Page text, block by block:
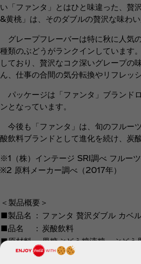
い「ファンタ」とはひと味違った、贅
&黄桃」は、そのダブルの贅沢な味わ
グレープフレーバーは特に秋に人気
種類のぶどうがランクインしています
しており、贅沢なコク深いグレープの
ん、仕事の合間の気分転換やリフレッ
パッケージは「ファンタ」ブランド
ンとなっています。
今後も「ファンタ」は、旬のフルー
酸飲料ブランドとして進化を続け、炭
※1（株）インテージ SRI調べ フルー
※2 原料メーカー調べ（2017年）
＜製品概要＞
■製品名
： ファンタ 贅沢ダブル カベ
■品名
： 炭酸飲料
■原材料
：
果糖ぶどう糖液糖、ぶど
アニン）、安定剤（キタン